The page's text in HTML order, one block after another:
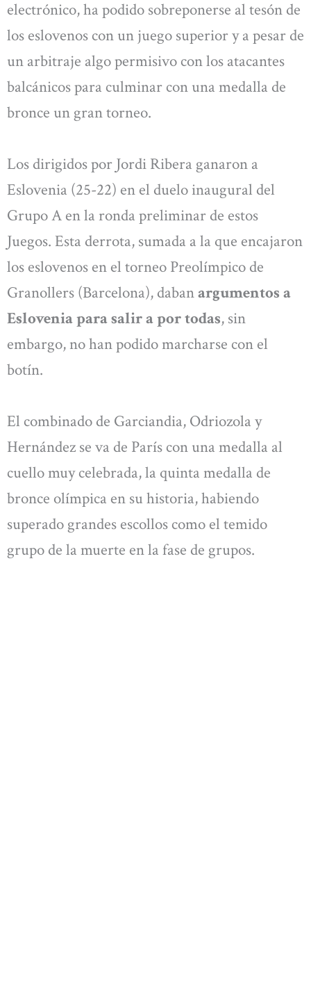
electrónico, ha podido sobreponerse al tesón de
los eslovenos con un juego superior y a pesar de
un arbitraje algo permisivo con los atacantes
balcánicos para culminar con una medalla de
bronce un gran torneo.
Los dirigidos por Jordi Ribera ganaron a
Eslovenia (25-22) en el duelo inaugural del
Grupo A en la ronda preliminar de estos
Juegos. Esta derrota, sumada a la que encajaron
los eslovenos en el torneo Preolímpico de
Granollers (Barcelona), dabanargumentos a
Eslovenia para salir a por todas, sin
embargo, no han podido marcharse con el
botín.
El combinado de Garciandia, Odriozola y
Hernández se va de París con una medalla al
cuello muy celebrada, la quinta medalla de
bronce olímpica en su historia, habiendo
superado grandes escollos como el temido
grupo de la muerte en la fase de grupos.